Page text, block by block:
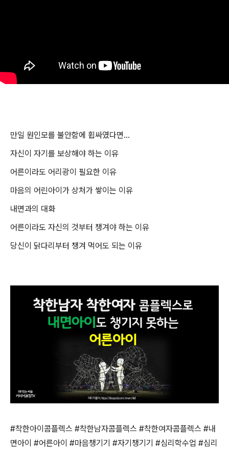
만일 원인모를 불안함에 휩싸였다면...
자신이 자기를 보상해야 하는 이유
어른이라도 어리광이 필요한 이유
마음의 어린아이가 상처가 쌓이는 이유
내면과의 대화
어른이라도 자신의 것부터 챙겨야 하는 이유
당신이 닭다리부터 챙겨 먹어도 되는 이유
#착한아이콤플렉스 #착한남자콤플렉스 #착한여자콤플렉스 #내
면아이 #어른아이 #마음챙기기 #자기챙기기 #심리학수업 #심리